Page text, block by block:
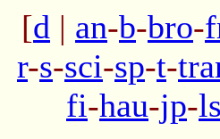
[d | an-b-bro-
r-s-sci-sp-t-
fi-hau-jp-ls